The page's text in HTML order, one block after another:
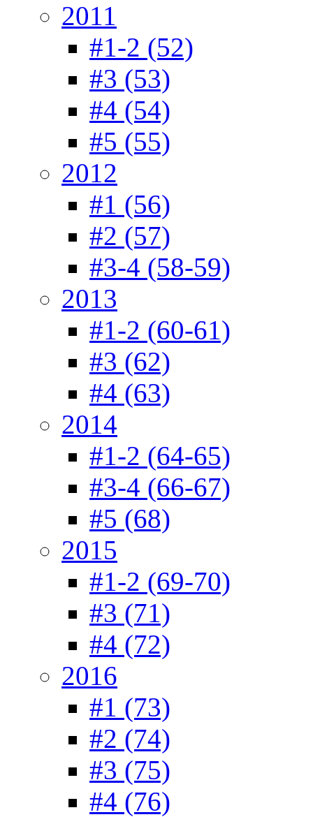
2011
#1-2 (52)
#3 (53)
#4 (54)
#5 (55)
2012
#1 (56)
#2 (57)
#3-4 (58-59)
2013
#1-2 (60-61)
#3 (62)
#4 (63)
2014
#1-2 (64-65)
#3-4 (66-67)
#5 (68)
2015
#1-2 (69-70)
#3 (71)
#4 (72)
2016
#1 (73)
#2 (74)
#3 (75)
#4 (76)